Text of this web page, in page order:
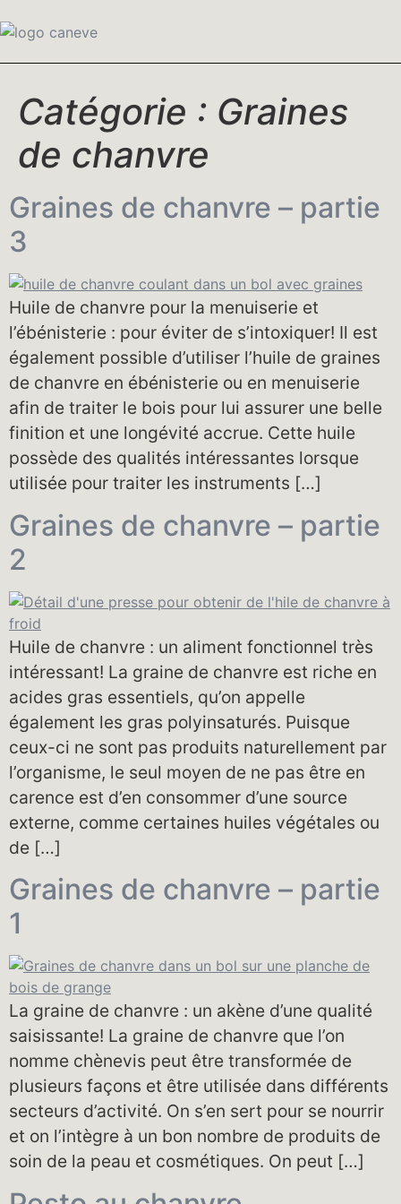
Catégorie : Graines
de chanvre
Graines de chanvre – partie
3
Huile de chanvre pour la menuiserie et
l’ébénisterie : pour éviter de s’intoxiquer! Il est
également possible d’utiliser l’huile de graines
de chanvre en ébénisterie ou en menuiserie
afin de traiter le bois pour lui assurer une belle
finition et une longévité accrue. Cette huile
possède des qualités intéressantes lorsque
utilisée pour traiter les instruments […]
Graines de chanvre – partie
2
Huile de chanvre : un aliment fonctionnel très
intéressant! La graine de chanvre est riche en
acides gras essentiels, qu’on appelle
également les gras polyinsaturés. Puisque
ceux-ci ne sont pas produits naturellement par
l’organisme, le seul moyen de ne pas être en
carence est d’en consommer d’une source
externe, comme certaines huiles végétales ou
de […]
Graines de chanvre – partie
1
La graine de chanvre : un akène d’une qualité
saisissante! La graine de chanvre que l’on
nomme chènevis peut être transformée de
plusieurs façons et être utilisée dans différents
secteurs d’activité. On s’en sert pour se nourrir
et on l’intègre à un bon nombre de produits de
soin de la peau et cosmétiques. On peut […]